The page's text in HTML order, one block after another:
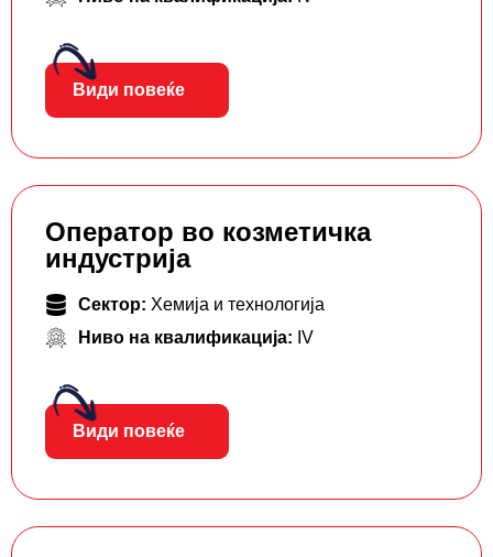
Види повеќе
Оператор во козметичка
индустрија
Сектор: Хемија и технологија
Ниво на квалификација: IV
Види повеќе